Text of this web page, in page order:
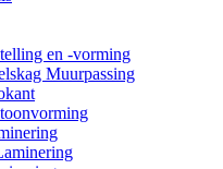
en -vorming
Muurpassing